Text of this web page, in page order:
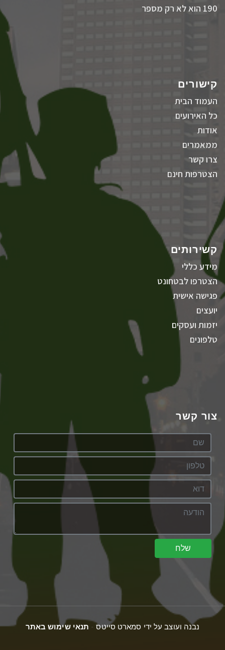
190 הוא לא רק מספר
קישורים
העמוד הבית
כל האירועים
אודות
ממאמרים
צרו קשר
הצטרפות חינם
קשירותים
מידע כללי
הצטרפו לבטחונט
פגישה אישית
יועצים
יזמות ועסקים
טלפונים
צור קשר
שלח
נבנה ועוצב על ידי סמארט סייטס - תנאי שימוש באתר